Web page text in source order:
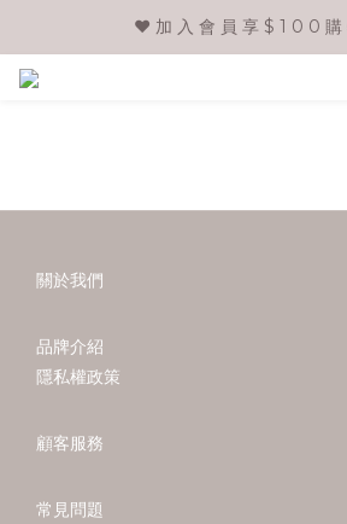
❤️ 加 入 會 員 享 $ 1 0 0
關於我們
品牌介紹
隱私權政策
顧客服務
常見問題